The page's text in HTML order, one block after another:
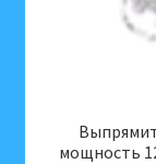
мощность